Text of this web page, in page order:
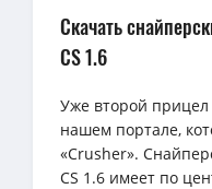
Скачать
CS 1.6
Уже второй
нашем портале,
«Crusher».
CS 1.6 имеет по